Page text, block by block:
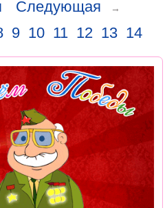
Следующая →
9 10 11 12 13 14